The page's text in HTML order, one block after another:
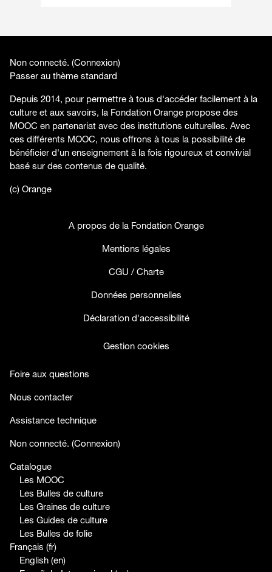
Non connecté. (Connexion)
Passer au thème standard
Depuis 2014, pour permettre à tous d'accéder facilement à la
culture et aux savoirs, la Fondation Orange propose des
MOOC en partenariat avec des institutions culturelles. Avec
ces différents MOOC, nous offrons à tous la possibilité de
bénéficier d'un enseignement à la fois rigoureux et convivial
basé sur des contenus de qualité.
(c) Orange
A propos de la Fondation Orange
Mentions légales
CGU / Charte
Données personnelles
Déclaration d'accessibilité
Gestion cookies
Foire aux questions
Nous contacter
Assistance technique
facebook
twitter
youtube
Non connecté. (Connexion)
Catalogue
Les MOOC
Les Bulles de culture
Les Graines de culture
Les Guides de culture
Les Bulles de folie
Français ‎(fr)‎
English ‎(en)‎